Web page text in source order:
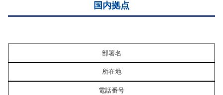
国内拠点
部署名
所在地
電話番号